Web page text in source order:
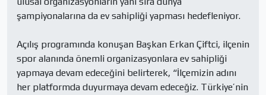
şampiyonalarına da ev sahipliği yapması hedefleniyor.
Açılış programında konuşan Başkan Erkan Çiftci, ilçenin
spor alanında önemli organizasyonlara ev sahipliği
yapmaya devam edeceğini belirterek, “İlçemizin adını
her platformda duyurmaya devam edeceğiz. Türkiye’nin